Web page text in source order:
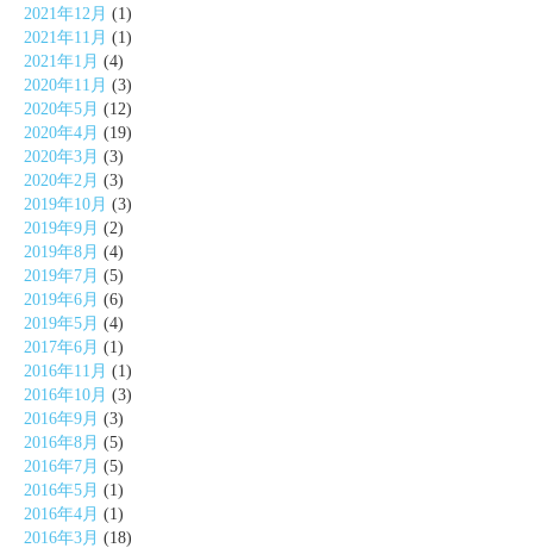
2021年12月 (1)
2021年11月 (1)
2021年1月 (4)
2020年11月 (3)
2020年5月 (12)
2020年4月 (19)
2020年3月 (3)
2020年2月 (3)
2019年10月 (3)
2019年9月 (2)
2019年8月 (4)
2019年7月 (5)
2019年6月 (6)
2019年5月 (4)
2017年6月 (1)
2016年11月 (1)
2016年10月 (3)
2016年9月 (3)
2016年8月 (5)
2016年7月 (5)
2016年5月 (1)
2016年4月 (1)
2016年3月 (18)